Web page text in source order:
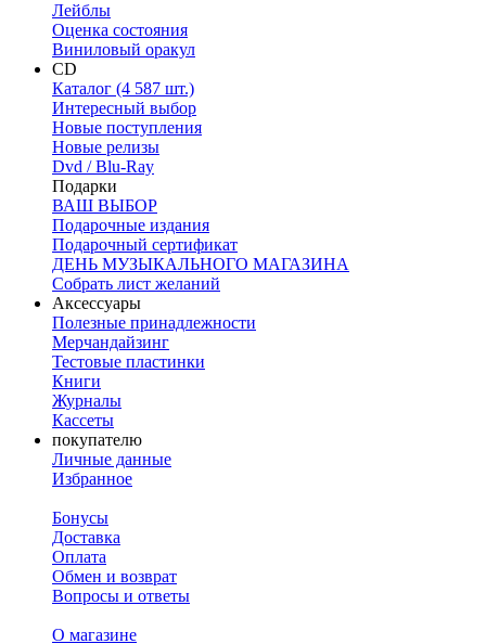
Лейблы
Оценка состояния
Виниловый оракул
CD
Каталог (4 587 шт.)
Интересный выбор
Новые поступления
Новые релизы
Dvd / Blu-Ray
Подарки
ВАШ ВЫБОР
Подарочные издания
Подарочный сертификат
ДЕНЬ МУЗЫКАЛЬНОГО МАГАЗИНА
Собрать лист желаний
Аксессуары
Полезные принадлежности
Мерчандайзинг
Тестовые пластинки
Книги
Журналы
Кассеты
покупателю
Личные данные
Избранное
Бонусы
Доставка
Оплата
Обмен и возврат
Вопросы и ответы
О магазине